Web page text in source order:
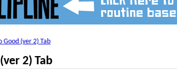
Good (ver 2) Tab
2) Tab